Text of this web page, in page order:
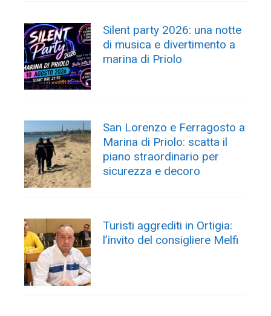
Silent party 2026: una notte
di musica e divertimento a
marina di Priolo
San Lorenzo e Ferragosto a
Marina di Priolo: scatta il
piano straordinario per
sicurezza e decoro
Turisti aggrediti in Ortigia:
l’invito del consigliere Melfi